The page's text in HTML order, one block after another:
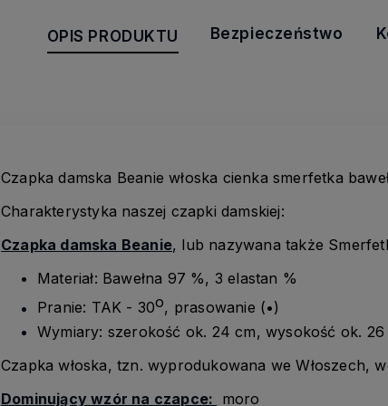
OPIS PRODUKTU Bezpieczeństwo
Czapka damska Beanie włoska cienka smerfetka
Charakterystyka naszej czapki damskiej:
Czapka damska Beanie, lub nazywana także
Materiał: Bawełna 97 %, 3 elastan %
Pranie: TAK - 30o, prasowanie (•)
Wymiary: szerokość ok. 24 cm, wysokość ok. 26
Czapka włoska, tzn. wyprodukowana we Włoszech,
Dominujący wzór na czapce: moro